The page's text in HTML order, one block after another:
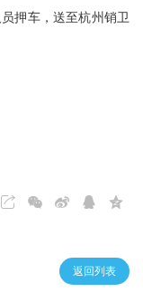
押车，送至杭州销卫
返回列表